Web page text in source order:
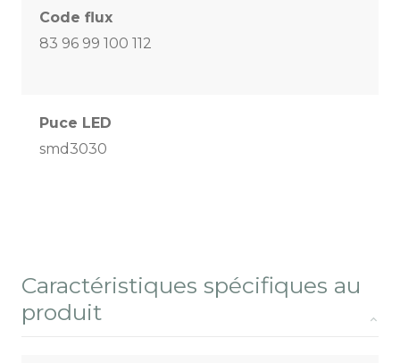
Code flux
83 96 99 100 112
Puce LED
smd3030
Caractéristiques spécifiques au
produit